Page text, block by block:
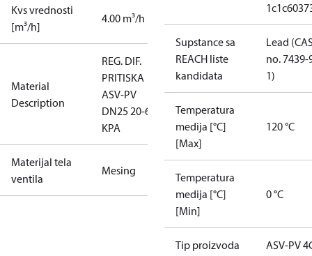
Kvs vrednosti
[m³/h]
4.00 m³/h
Material
Description
REG. DIF.
PRITISKA
ASV-PV
DN25 20-60
KPA
Materijal tela
ventila
Mesing
Supstance sa
REACH liste
kandidata
Lead
no. 7439-
1)
Temperatura
medija [°C]
[Max]
120 °C
Temperatura
medija [°C]
[Min]
0 °C
Tip proizvoda ASV-PV